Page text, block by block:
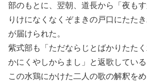
部のもとに、翌朝、道長から「夜も
りけになくなくぞまきの戸口にたた
が届けられた。
紫式部も「ただならじとばかりたた
かにくやしからまし」と返歌している
この水鶏にかけた二人の歌の解釈を